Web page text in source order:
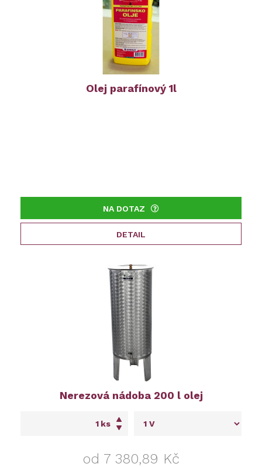
Olej parafínový 1l
NA DOTAZ
DETAIL
Nerezová nádoba 200 l olej
ks
od 7 380,89 Kč